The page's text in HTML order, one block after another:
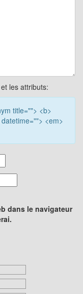
et les attributs:
title=""> <b>
<em>
dans le navigateur